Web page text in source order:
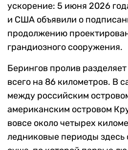
ускорение: 5 июня 2026
и США объявили о
продолжению
грандиозного сооружения.
Берингов пролив
всего на 86 километров. В
между российским
американским островом
вовсе около четырех
ледниковые периоды здесь